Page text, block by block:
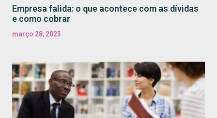
Empresa falida: o que acontece com as dívidas
e como cobrar
março 28, 2023